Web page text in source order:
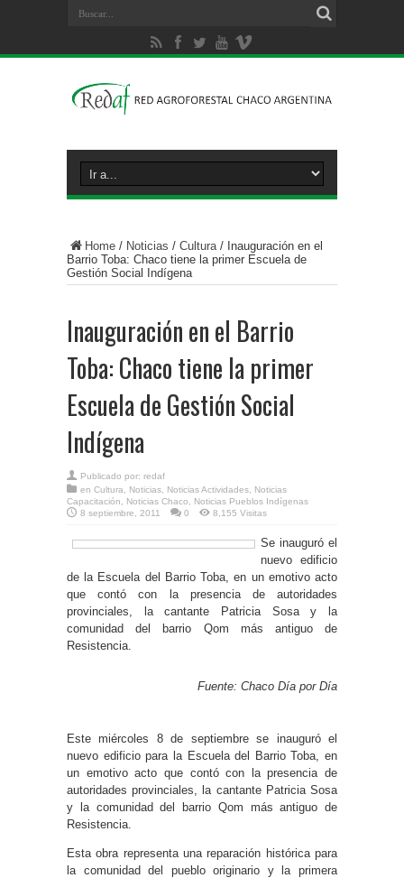
Home / Noticias / Cultura / Inauguración en el
Barrio Toba: Chaco tiene la primer Escuela de
Gestión Social Indígena
Inauguración en el Barrio
Toba: Chaco tiene la primer
Escuela de Gestión Social
Indígena
Publicado por: redaf
en Cultura Noticias Noticias Actividades
Noticias
Capacitación
Noticias Chaco
Noticias Pueblos Indígenas
8 septiembre, 2011
0 8,155 Visitas
Se inauguró el
nuevo edificio
de la Escuela del Barrio Toba, en un emotivo acto
que contó con la presencia de autoridades
provinciales, la cantante Patricia Sosa y la
comunidad del barrio Qom más antiguo de
Resistencia.
Fuente: Chaco Día por Día
Este miércoles 8 de septiembre se inauguró el
nuevo edificio para la Escuela del Barrio Toba, en
un emotivo acto que contó con la presencia de
autoridades provinciales, la cantante Patricia Sosa
y la comunidad del barrio Qom más antiguo de
Resistencia.
Esta obra representa una reparación histórica para
la comunidad del pueblo originario y la primera